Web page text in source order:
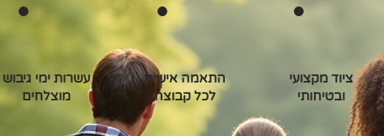
עשרות ימי גיבוש
מוצלחים
התאמה אישית
לכל קבוצה
ציוד מקצועי
ובטיחותי